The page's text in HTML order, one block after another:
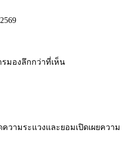
รมองลึกกว่าที่เห็น
ามระแวงและยอมเปิดเผยความ